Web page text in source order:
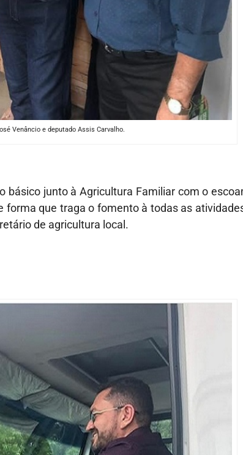
Venâncio e deputado Assis Carvalho.
básico junto à Agricultura Familiar com o
forma que traga o fomento à todas as
de agricultura local.